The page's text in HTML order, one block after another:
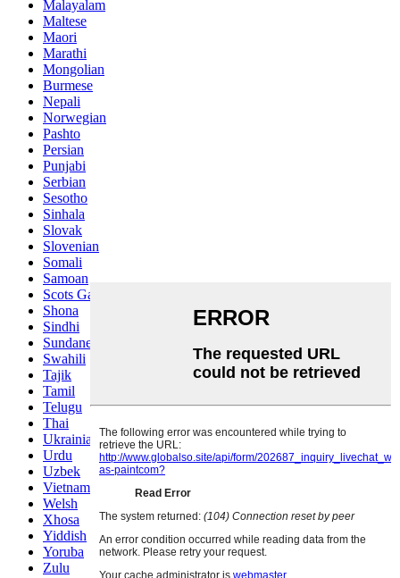
Malayalam
Maltese
Maori
Marathi
Mongolian
Burmese
Nepali
Norwegian
Pashto
Persian
Punjabi
Serbian
Sesotho
Sinhala
Slovak
Slovenian
Somali
Samoan
Scots Gaelic
Shona
Sindhi
Sundanese
Swahili
Tajik
Tamil
Telugu
Thai
Ukrainian
Urdu
Uzbek
Vietnamese
Welsh
Xhosa
Yiddish
Yoruba
Zulu